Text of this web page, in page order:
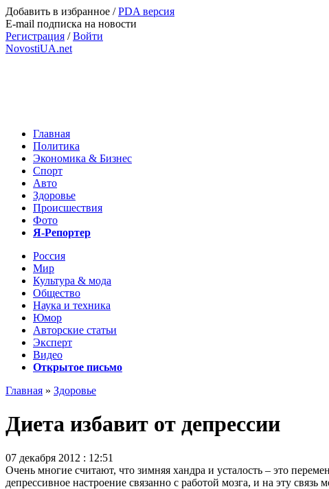
Добавить в избранное /PDA версия
E-mail подписка на новости
Регистрация /Войти
NovostiUA.net
Главная
Политика
Экономика & Бизнес
Спорт
Авто
Здоровье
Происшествия
Фото
Я-Репортер
Россия
Мир
Культура & мода
Общество
Наука и техника
Юмор
Авторские статьи
Эксперт
Видео
Открытое письмо
Главная » Здоровье
Диета избавит от депрессии
07 декабря 2012 : 12:51
Очень многие считают, что зимняя хандра и усталость – это
депрессивное настроение связанно с работой мозга, и на эту